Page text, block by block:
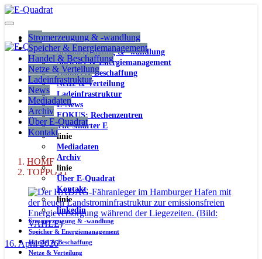
Stromerzeugung & -wandlung
Speicher & Energiemanagement
Handel & Beschaffung
Netze & Verteilung
Ladeinfrastruktur
E-News
FOKUS: Rechenzentren
The smarter E
linie
Mediadaten
Archiv
linie
Über E-Quadrat
Kontakt
linie
linkedin
Stromerzeugung & -wandlung
Speicher & Energiemanagement
Handel & Beschaffung
Netze & Verteilung
Stromerzeugung & -wandlung
Speicher & Energiemanagement
Handel & Beschaffung
Netze & Verteilung
Ladeinfrastruktur
News
Mediadaten
Archiv
Über E-Quadrat
Kontakt
HOME
TOPPOST
16. April 2026